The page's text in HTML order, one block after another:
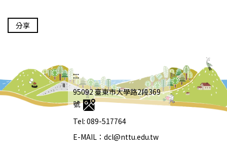
分享
:::
95092 臺東市大學路2段369
號
Tel: 089-517764
E-MAIL：dcl@nttu.edu.tw